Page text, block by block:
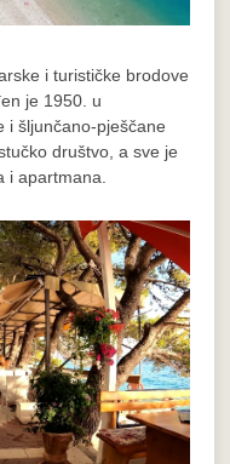
i turističke brodove
je 1950. u
i šljunčano-pješčane
društvo, a sve je
i apartmana.